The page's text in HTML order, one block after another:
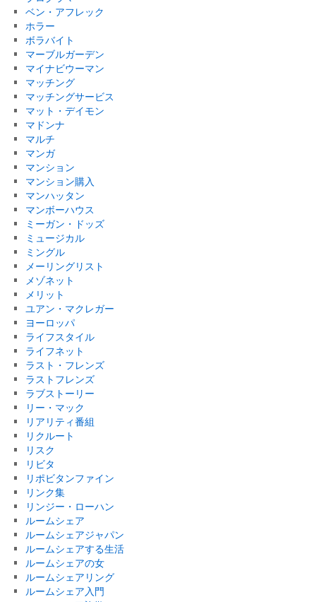
ベン・アフレック
ホラー
ボラバイト
マーブルガーデン
マイナビウーマン
マッチング
マッチングサービス
マット・デイモン
マドンナ
マルチ
マンガ
マンション
マンション購入
マンハッタン
マンボーハウス
ミーガン・ドッズ
ミュージカル
ミングル
メーリングリスト
メゾネット
メリット
ユアン・マクレガー
ヨーロッパ
ライフスタイル
ライフネット
ラスト・フレンズ
ラストフレンズ
ラブストーリー
リー・マック
リアリティ番組
リクルート
リスク
リビタ
リポビタンファイン
リンク集
リンジー・ローハン
ルームシェア
ルームシェアジャパン
ルームシェアする生活
ルームシェアの女
ルームシェアリング
ルームシェア入門